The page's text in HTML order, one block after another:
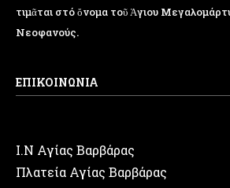
τιμᾶται στό ὄνομα τοῦ Ἁγιου
Νεοφανούς.
ΕΠΙΚΟΙΝΩΝΙΑ
Ι.Ν Αγίας Βαρβάρας
Πλατεία Αγίας Βαρβάρας